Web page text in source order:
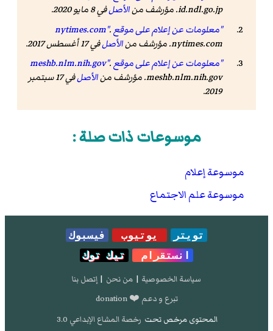
id.ndl.go.jp. مؤرشف من
الأصلفي 8 مايو 2020.
"معلومات عن إعلام على موقع nytimes.com".
nytimes.com. مؤرشف من
الأصلفي 17 أغسطس 2017.
"معلومات عن إعلام على موقع meshb.nlm.nih.gov".
meshb.nlm.nih.gov. مؤرشف من
الأصل
في 17 سبتمبر
2019.
موسوعات ذات صلة :
موسوعة إعلام
موسوعة علم الاجتماع
تويتر يوتيوب
فيسبوك
انستقرام
تيك توك
سياسة الخصوصية | من نحن | إتصل بنا
تبرع و دعم ❤️ donation
المحتوى مرخص تحت رخصة المشاع الإبداعي 3.0